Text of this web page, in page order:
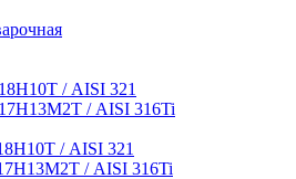
/ AISI 321
/ AISI 316Ti
/ AISI 321
/ AISI 316Ti